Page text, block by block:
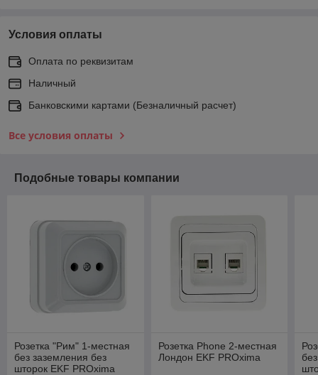
Условия оплаты
Оплата по реквизитам
Наличный
Банковскими картами (Безналичный расчет)
Все условия оплаты
Подобные товары компании
Розетка "Рим" 1-местная
без заземления без
шторок EKF PROxima
Розетка Phone 2-местная
Лондон EKF PROxima